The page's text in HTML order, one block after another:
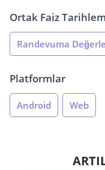
Ortak Faiz
Randevuma
Platformlar
Android Web